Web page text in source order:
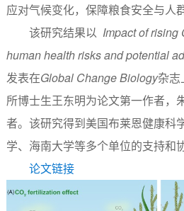
应对气候变化，保障粮食安全与人
该研究结果以 Impact of rising
human health risks and potential
发表在Global Change Biology杂志
所博士生王东明为论文第一作者，
者。该研究得到美国布莱恩健康科
学、海南大学等多个单位的支持和
论文链接